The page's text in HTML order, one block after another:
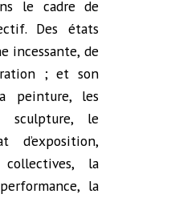
le cadre de
Des états
incessante, de
; et son
peinture, les
sculpture, le
d’exposition,
la
la